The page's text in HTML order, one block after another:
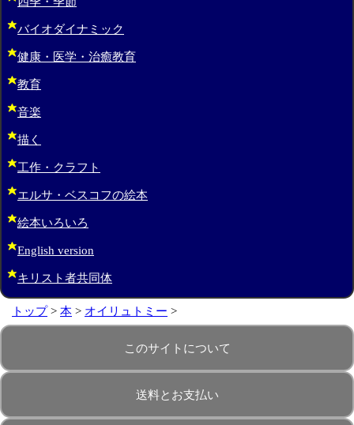
バイオダイナミック
健康・医学・治癒教育
教育
音楽
描く
工作・クラフト
エルサ・ベスコフの絵本
絵本いろいろ
English version
キリスト者共同体
トップ> 本 > オイリュトミー >
このサイトについて
送料とお支払い